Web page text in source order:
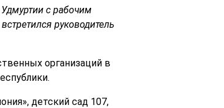
с рабочим
руководитель
организаций в
детский сад 107,